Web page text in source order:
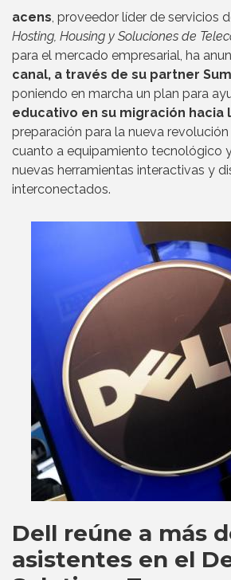
acens, proveedor líder de servicios
Hosting, Housing y Soluciones de
para el mercado empresarial, ha
canal, a través de su partner
poniendo en marcha un plan para
educativo en su migración hacia
preparación para la nueva
cuanto a equipamiento tecnológico
nuevas herramientas interactivas y
interconectados.
Dell reúne a más
asistentes en el